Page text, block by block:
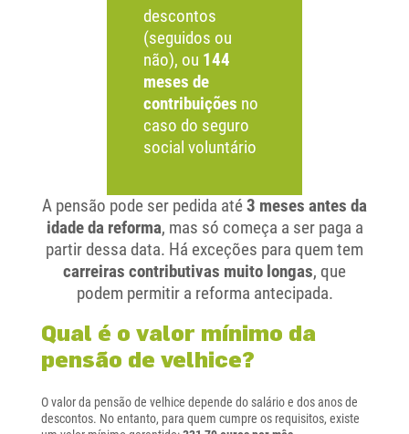
descontos
(seguidos ou
não), ou 144
meses de
contribuições no
caso do seguro
social voluntário
A pensão pode ser pedida até3 meses antes da
idade da reforma, mas só começa a ser paga a
partir dessa data. Há exceções para quem tem
carreiras contributivas muito longas, que
podem permitir a reforma antecipada.
Qual é o valor mínimo da
pensão de velhice?
O valor da pensão de velhice depende do salário e dos anos de
descontos. No entanto, para quem cumpre os requisitos, existe